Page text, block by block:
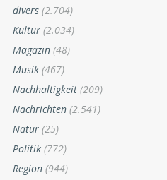
divers (2.704)
Kultur (2.034)
Magazin (48)
Musik (467)
Nachhaltigkeit (209)
Nachrichten (2.541)
Natur (25)
Politik (772)
Region (944)